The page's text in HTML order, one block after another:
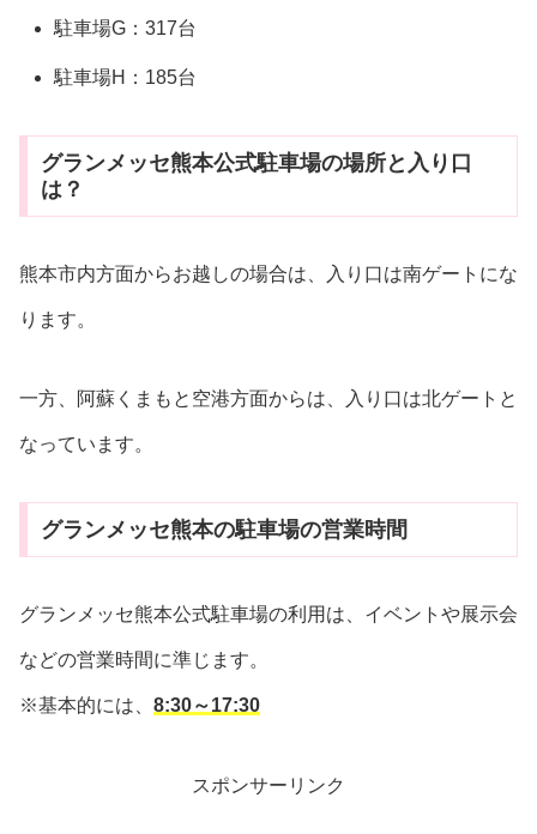
駐車場G：317台
駐車場H：185台
グランメッセ熊本公式駐車場の場所と入り口
は？
熊本市内方面からお越しの場合は、入り口は南ゲートにな
ります。
一方、阿蘇くまもと空港方面からは、入り口は北ゲートと
なっています。
グランメッセ熊本の駐車場の営業時間
グランメッセ熊本公式駐車場の利用は、イベントや展示会
などの営業時間に準じます。
※基本的には、 8:30～17:30
スポンサーリンク